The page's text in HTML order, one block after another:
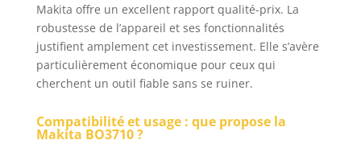
Makita offre un excellent rapport qualité-prix. La
robustesse de l’appareil et ses fonctionnalités
justifient amplement cet investissement. Elle s’avère
particulièrement économique pour ceux qui
cherchent un outil fiable sans se ruiner.
Compatibilité et usage : que propose la
Makita BO3710 ?